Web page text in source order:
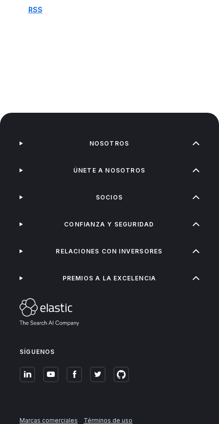
RSS
SÍGUENOS
NOSOTROS
ÚNETE A NOSOTROS
SOCIOS
CONFIANZA Y SEGURIDAD
RELACIONES CON INVERSORES
PREMIOS A LA EXCELENCIA
Marcas comerciales Términos de uso